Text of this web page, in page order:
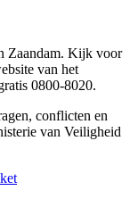
Zaandam. Kijk voor
van het
0800-8020.
conflicten en
van Veiligheid